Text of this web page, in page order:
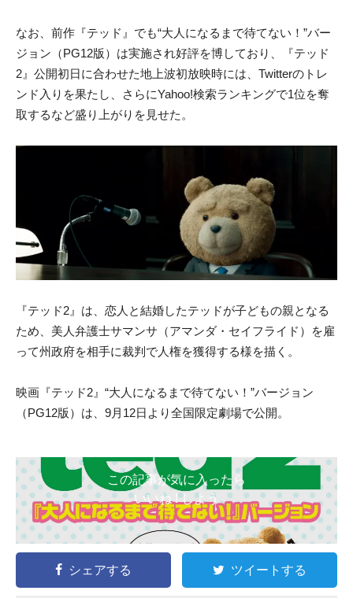
なお、前作『テッド』でも“大人になるまで待てない！”バー
ジョン（PG12版）は実施され好評を博しており、『テッド
2』公開初日に合わせた地上波初放映時には、Twitterのトレ
ンド入りを果たし、さらにYahoo!検索ランキングで1位を奪
取するなど盛り上がりを見せた。
『テッド2』は、恋人と結婚したテッドが子どもの親となる
ため、美人弁護士サマンサ（アマンダ・セイフライド）を雇
って州政府を相手に裁判で人権を獲得する様を描く。
映画『テッド2』“大人になるまで待てない！”バージョン
（PG12版）は、9月12日より全国限定劇場で公開。
この記事が気に入ったら
いいね ! しよう
シェアする ツイートする